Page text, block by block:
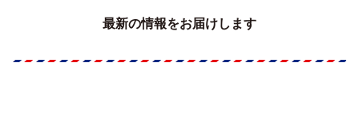
最新の情報をお届けします